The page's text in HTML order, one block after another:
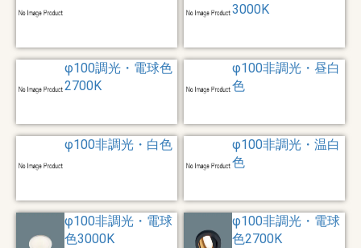
3000K
φ100調光・電球色
2700K
φ100非調光・昼白
色
φ100非調光・白色
φ100非調光・温白
色
φ100非調光・電球
色3000K
φ100非調光・電球
色2700K